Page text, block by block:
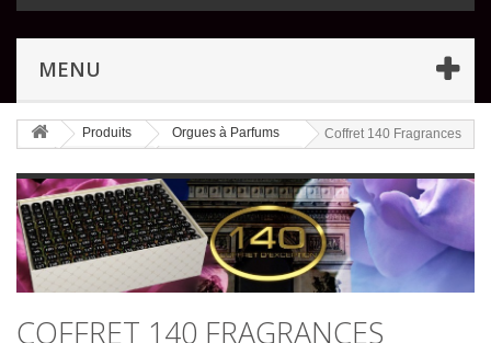
MENU
Produits Orgues à Parfums Coffret 140 Fragrances
COFFRET 140 FRAGRANCES